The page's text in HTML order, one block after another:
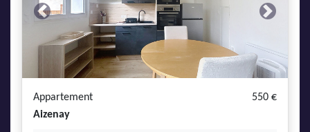
Previous Next
Appartement
550 €
Aizenay